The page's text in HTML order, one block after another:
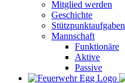
Mitglied werden
Geschichte
Stützpunktaufgaben
Mannschaft
Funktionäre
Aktive
Passive